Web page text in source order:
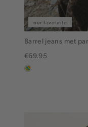
our favourite
Barrel jeans met
€69.95
meerkleurig